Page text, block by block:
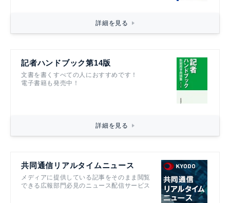
詳細を見る
記者ハンドブック第14版
文書を書くすべての人におすすめです！
電子書籍も発売中！
詳細を見る
共同通信リアルタイムニュース
メディアに提供している記事をそのまま閲覧
できる広報部門必見のニュース配信サービス